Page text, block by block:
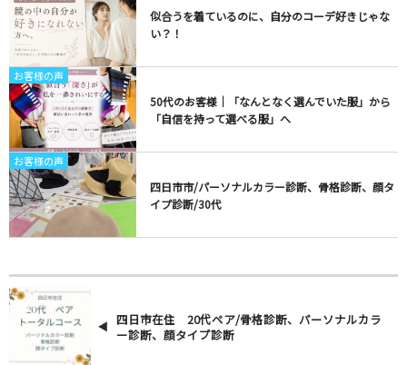
似合うを着ているのに、自分のコーデ好きじゃな
い？！
お客様の声
50代のお客様｜「なんとなく選んでいた服」から
「自信を持って選べる服」へ
お客様の声
四日市市/パーソナルカラー診断、骨格診断、顔タ
イプ診断/30代
四日市在住 20代ペア/骨格診断、パーソナルカラ
ー診断、顔タイプ診断